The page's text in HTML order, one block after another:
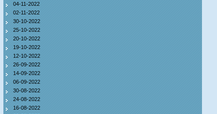
04-11-2022
02-11-2022
30-10-2022
25-10-2022
20-10-2022
19-10-2022
12-10-2022
26-09-2022
14-09-2022
06-09-2022
30-08-2022
24-08-2022
16-08-2022